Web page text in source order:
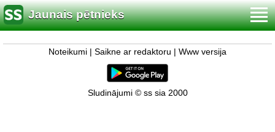
Jaunais pētnieks
Noteikumi Saikne ar redaktoru Www versija
Sludinājumi © ss sia 2000